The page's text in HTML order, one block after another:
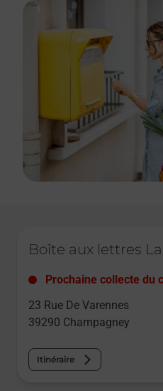
Boîte aux lettres
Prochaine collecte du
23 Rue De Varennes
39290 Champagney
Itinéraire